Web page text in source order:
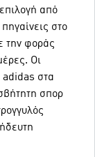
από
στο
την φοράς
Οι
adidas στα
σπορ